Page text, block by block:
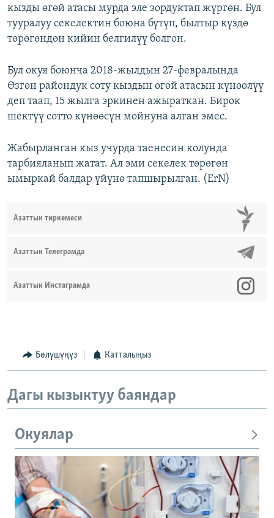
кызды өгөй атасы мурда эле зордуктап жүргөн. Бул
тууралуу секелектин боюна бүтүп, былтыр күздө
төрөгөндөн кийин белгилүү болгон.
Бул окуя боюнча 2018-жылдын 27-февралында
Өзгөн райондук соту кыздын өгөй атасын күнөөлүү
деп таап, 15 жылга эркинен ажыраткан. Бирок
шектүү сотто күнөөсүн мойнуна алган эмес.
Жабырланган кыз учурда таенесин колунда
тарбияланып жатат. Ал эми секелек төрөгөн
ымыркай балдар үйүнө тапшырылган. (ErN)
Азаттык тиркемеси
Азаттык Телеграмда
Азаттык Инстаграмда
Бөлүшүңүз Катталыңыз
Дагы кызыктуу баяндар
Окуялар